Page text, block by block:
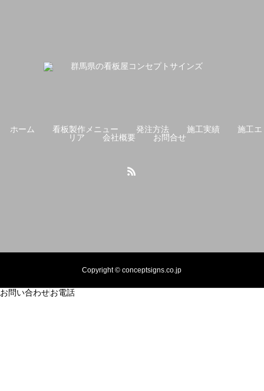
ホーム 看板製作メニュー 発注方法 施工実績
施工エ
リア
会社概要 お問合せ
Copyright © conceptsigns.co.jp
お問い合わせお電話